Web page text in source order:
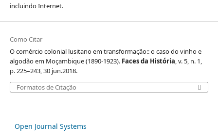
incluindo Internet.
Como Citar
O comércio colonial lusitano em transformação:: o caso do vinho e
algodão em Moçambique (1890-1923). Faces da História , v. 5, n. 1,
p. 225–243, 30 jun.2018.
Formatos de Citação
Open Journal Systems